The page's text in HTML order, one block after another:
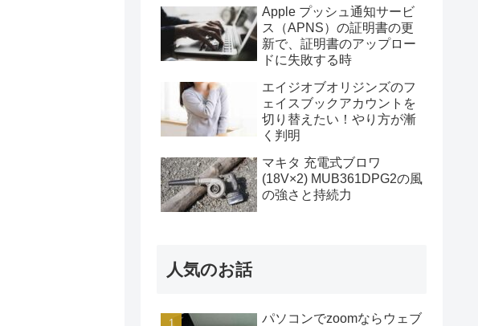
Apple プッシュ通知サービ
ス（APNS）の証明書の更
新で、証明書のアップロー
ドに失敗する時
エイジオブオリジンズのフ
ェイスブックアカウントを
切り替えたい！やり方が漸
く判明
マキタ 充電式ブロワ
(18V×2) MUB361DPG2の風
の強さと持続力
人気のお話
パソコンでzoomならウェブ